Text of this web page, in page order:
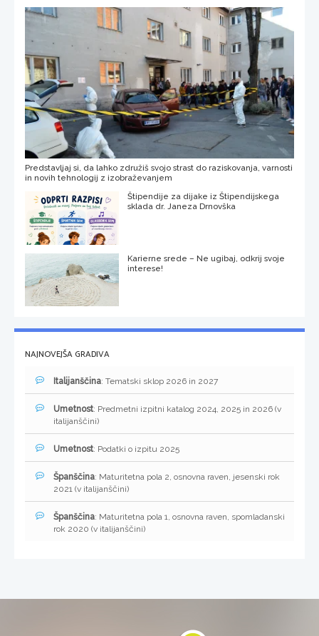
Predstavljaj si, da lahko združiš svojo strast do raziskovanja, varnosti
in novih tehnologij z izobraževanjem
Štipendije za dijake iz Štipendijskega
sklada dr. Janeza Drnovška
Karierne srede – Ne ugibaj, odkrij svoje
interese!
NAJNOVEJŠA GRADIVA
Italijanščina: Tematski sklop 2026 in 2027
Umetnost: Predmetni izpitni katalog 2024, 2025 in 2026 (v
italijanščini)
Umetnost: Podatki o izpitu 2025
Španščina: Maturitetna pola 2, osnovna raven, jesenski rok
2021 (v italijanščini)
Španščina: Maturitetna pola 1, osnovna raven, spomladanski
rok 2020 (v italijanščini)